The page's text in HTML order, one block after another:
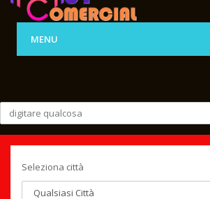
MENU
Seleziona città